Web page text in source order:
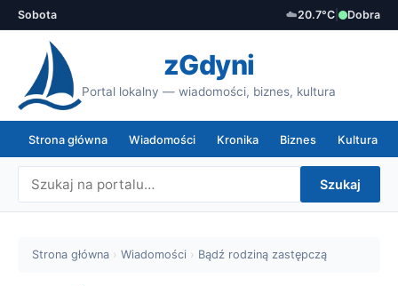
Sobota ☁️20.7°C Dobra
zGdyni
Portal lokalny — wiadomości, biznes, kultura
Strona główna Wiadomości Kronika Biznes Kultura
Szukaj
Strona główna › Wiadomości › Bądź rodziną zastępczą